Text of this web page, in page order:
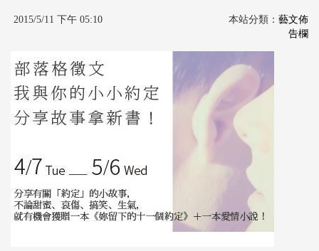
2015/5/11 下午 05:10 本站分類： 藝文佈
告欄